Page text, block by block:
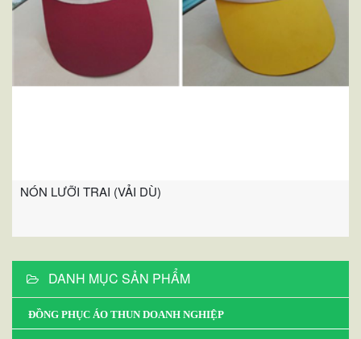
NÓN LƯỠI TRAI (VẢI DÙ)
DANH MỤC SẢN PHẨM
ĐỒNG PHỤC ÁO THUN DOANH NGHIỆP